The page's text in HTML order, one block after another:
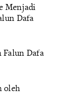
Menjadi
Dafa
Dafa
oleh